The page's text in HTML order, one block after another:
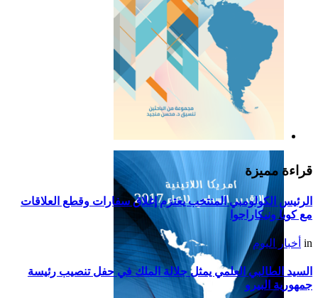
التقرير السياسي لأمريكا
اللاتينية للعام 2019
قراءة مميزة
الرئيس الكولومبي المنتخب يعتزم إغلاق سفارات وقطع العلاقات
مع كوبا ونيكاراجوا
in أخبار اليوم
السيد الطالبي العلمي يمثل جلالة الملك في حفل تنصيب رئيسة
جمهورية البيرو